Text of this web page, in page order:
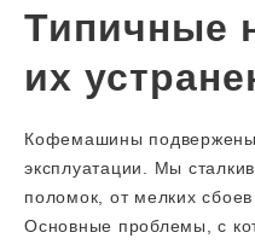
Типичные
их
Кофемашины подвержены
эксплуатации. Мы
поломок, от мелких
Основные проблемы, с